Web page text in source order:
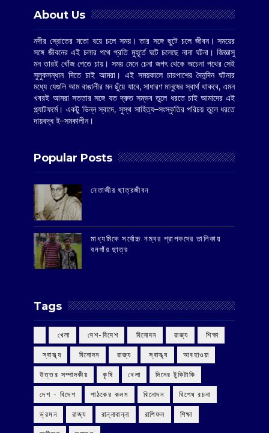
About Us
নদীর স্রোতের মতো বয়ে চলে সময়। তার সঙ্গে ছুটে চলে জীবন। সময়ের
সঙ্গে জীবনের এই চলার পথে প্রতি মুহূর্তে ঘটে চলেছে নানা ঘটনা। জিজ্ঞাসু
মন তারই খোঁজ পেতে চায়। সময় মেনে চেনা জগৎ থেকে অচেনা পথের সেই
সুলুকসন্ধান দিতে চাই আমরা। এই সময়কালে চারপাশের দৈনন্দিন ঘটনার
মধ্যে যেগুলি আম বাঙালীর মন ছুঁয়ে যাবে, সাধারণ মানুষের স্বার্থ থাকবে, এমন
খবরই আমরা সততার সঙ্গে যত দ্রুত সম্ভব তুলে ধরতে চাই আমাদের এই
প্ল্যাটফর্মে। একটু ভিন্ন স্বাদে, সুস্থ সাহিত্য–সংস্কৃতির পরিচয় তুলে ধরতে
দায়বদ্ধ ই–সমকালীন।
Popular Posts
‌নেতাজীর ছাত্রজীবন
মাধ্যমিকে সর্বোচ্চ নম্বর প্রাপকদের তালিকায়
বনগাঁর ছাত্র
Tags
‌ খেলা ‌ দেশ-বিদেশ ‌ বিনোদন ‌ রাজ্য ‌ শিক্ষা
‌ স্বাস্থ্য ‌ বিনোদন ‌ রাজ্য ‌ স্বাস্থ্য আবহাওয়া
উত্তর সম্পাদকীয় কৃষি খেলা দিনের টুকিটাকি
দেশ - বিদেশ পাঠকের কলম বিনোদন বিশেষ রচনা
ভ্রমন রাজ্য রান্নাবান্না রাশিফল শিক্ষা